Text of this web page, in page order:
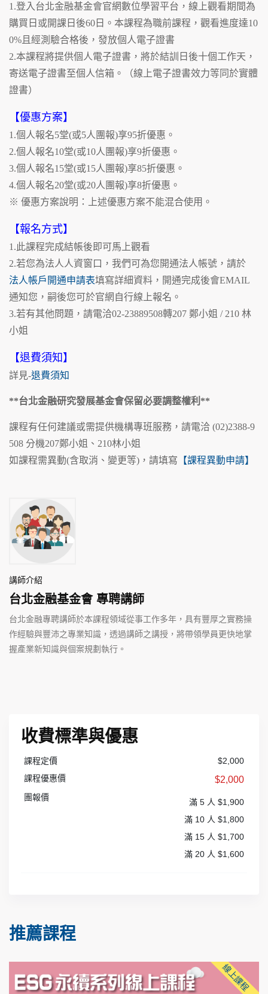
1.登入台北金融基金會官網數位學習平台，線上觀看期間為
購買日或開課日後60日。本課程為職前課程，觀看進度達10
0%且經測驗合格後，發放個人電子證書
2.本課程將提供個人電子證書，將於結訓日後十個工作天，
寄送電子證書至個人信箱。（線上電子證書效力等同於實體
證書）
【優惠方案】
1.個人報名5堂(或5人團報)享95折優惠。
2.個人報名10堂(或10人團報)享9折優惠。
3.個人報名15堂(或15人團報)享85折優惠。
4.個人報名20堂(或20人團報)享8折優惠。
※ 優惠方案說明：上述優惠方案不能混合使用。
【報名方式】
1.此課程完成結帳後即可馬上觀看
2.若您為法人人資窗口，我們可為您開通法人帳號，請於
法人帳戶開通申請表填寫詳細資料，開通完成後會EMAIL
通知您，嗣後您可於官網自行線上報名。
3.若有其他問題，請電洽02-23889508轉207 鄭小姐 / 210 林
小姐
【退費須知】
詳見-退費須知
**台北金融研究發展基金會保留必要調整權利**
課程有任何建議或需提供機構專班服務，請電洽 (02)2388-9
508 分機207鄭小姐、210林小姐
如課程需異動(含取消、變更等)，請填寫 【課程異動申請】
講師介紹
台北金融基金會 專聘講師
台北金融專聘講師於本課程領域從事工作多年，具有豐厚之實務操
作經驗與豐沛之專業知識，透過講師之講授，將帶領學員更快地掌
握產業新知識與個案規劃執行。
收費標準與優惠
課程定價
$2,000
課程優惠價
$2,000
團報價
滿 5 人 $1,900
滿 10 人 $1,800
滿 15 人 $1,700
滿 20 人 $1,600
推薦課程
線上課程